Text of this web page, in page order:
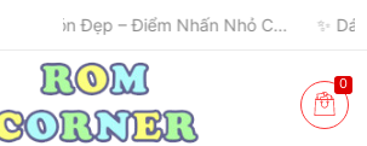
🧢 Một Chiếc Nón Đẹp – Điểm Nhấn Nhỏ Cho Mỗi Outfit ✨
0